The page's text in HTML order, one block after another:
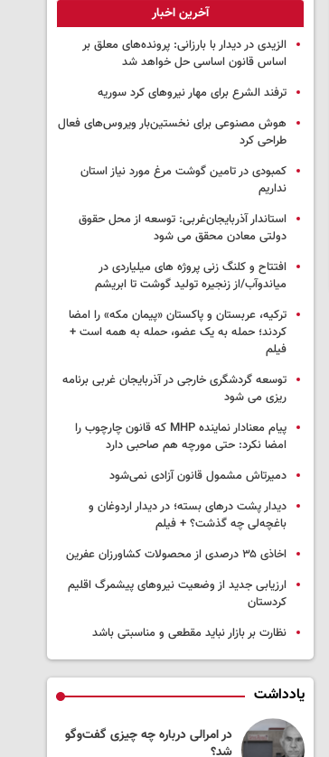
آخرین اخبار
الزیدی در دیدار با بارزانی: پرونده‌های معلق بر
اساس قانون اساسی حل خواهد شد
ترفند الشرع برای مهار نیروهای کرد سوریه
هوش مصنوعی برای نخستین‌بار ویروس‌های فعال
طراحی کرد
کمبودی در تامین گوشت مرغ مورد نیاز استان
نداریم
استاندار آذربایجان‌غربی: توسعه از محل حقوق
دولتی معادن محقق می شود
افتتاح و کلنگ زنی پروژه های میلیاردی در
میاندوآب/از زنجیره تولید گوشت تا ابریشم
ترکیه، عربستان و پاکستان «پیمان مکه» را امضا
کردند؛ حمله به یک عضو، حمله به همه است +
فیلم
توسعه گردشگری خارجی در آذربایجان غربی برنامه
ریزی می شود
پیام معنادار نماینده MHP که قانون چارچوب را
امضا نکرد: حتی مورچه هم صاحبی دارد
دمیرتاش مشمول قانون آزادی نمی‌شود
دیدار پشت درهای بسته؛ در دیدار اردوغان و
باغچه‌لی چه گذشت؟ + فیلم
اخاذی ۳۵ درصدی از محصولات کشاورزان عفرین
ارزیابی جدید از وضعیت نیروهای پیشمرگ اقلیم
کردستان
نظارت بر بازار نباید مقطعی و مناسبتی باشد
یادداشت
در امرالی درباره چه چیزی گفت‌وگو
شد؟